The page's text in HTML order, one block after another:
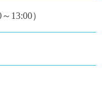
13:00）